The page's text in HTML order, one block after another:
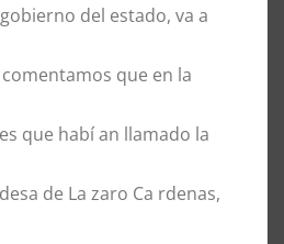
del estado, va a
que en la
que habí an llamado la
de La zaro Ca rdenas,